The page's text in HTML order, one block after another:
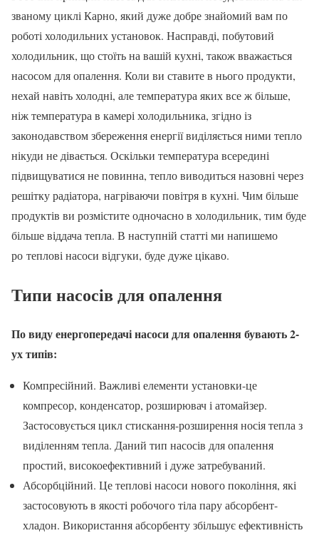
званому циклі Карно, який дуже добре знайомий вам по
роботі холодильних установок. Насправді, побутовий
холодильник, що стоїть на вашій кухні, також вважається
насосом для опалення. Коли ви ставите в нього продукти,
нехай навіть холодні, але температура яких все ж більше,
ніж температура в камері холодильника, згідно із
законодавством збереження енергії виділяється ними тепло
нікуди не дівається. Оскільки температура всередині
підвищуватися не повинна, тепло виводиться назовні через
решітку радіатора, нагріваючи повітря в кухні. Чим більше
продуктів ви розмістите одночасно в холодильник, тим буде
більше віддача тепла. В наступній статті ми напишемо
ро теплові насоси відгуки, буде дуже цікаво.
Типи насосів для опалення
По виду енергопередачі насоси для опалення бувають 2-
ух типів:
Компресійний. Важливі елементи установки-це
компресор, конденсатор, розширювач і атомайзер.
Застосовується цикл стискання-розширення носія тепла з
виділенням тепла. Даний тип насосів для опалення
простий, високоефективний і дуже затребуваний.
Абсорбційний. Це теплові насоси нового покоління, які
застосовують в якості робочого тіла пару абсорбент-
хладон. Використання абсорбенту збільшує ефективність